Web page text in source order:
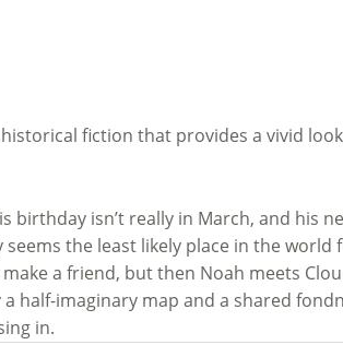
fiction that provides a vivid
birthday isn’t really in March, and his
the least likely place in the world
a friend, but then Noah meets
half-imaginary map and a shared
in.